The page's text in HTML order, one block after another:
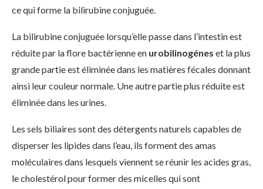
ce qui forme la bilirubine conjuguée.
La bilirubine conjuguée lorsqu’elle passe dans l’intestin est
réduite par la flore bactérienne en urobilinogénes et la plus
grande partie est éliminée dans les matières fécales donnant
ainsi leur couleur normale. Une autre partie plus réduite est
éliminée dans les urines.
Les sels biliaires sont des détergents naturels capables de
disperser les lipides dans l’eau, ils forment des amas
moléculaires dans lesquels viennent se réunir les acides gras,
le cholestérol pour former des micelles qui sont